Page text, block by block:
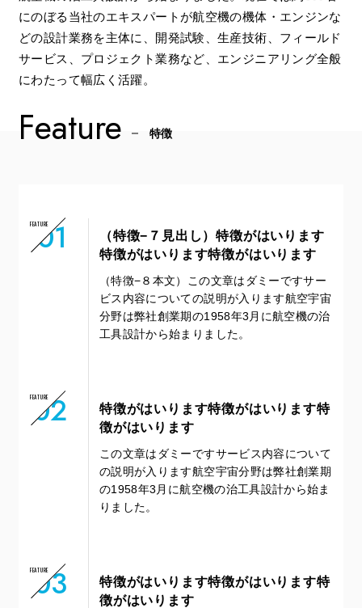
にのぼる当社のエキスパートが航空機の機体・エンジンな
どの設計業務を主体に、開発試験、生産技術、フィールド
サービス、プロジェクト業務など、エンジニアリング全般
にわたって幅広く活躍。
Feature 特徴
FEATURE
01
（特徴−７見出し）特徴がはいります
特徴がはいります特徴がはいります
（特徴−８本文）この文章はダミーですサー
ビス内容についての説明が入ります航空宇宙
分野は弊社創業期の1958年3月に航空機の治
工具設計から始まりました。
FEATURE
02
特徴がはいります特徴がはいります特
徴がはいります
この文章はダミーですサービス内容について
の説明が入ります航空宇宙分野は弊社創業期
の1958年3月に航空機の治工具設計から始ま
りました。
FEATURE
03
特徴がはいります特徴がはいります特
徴がはいります